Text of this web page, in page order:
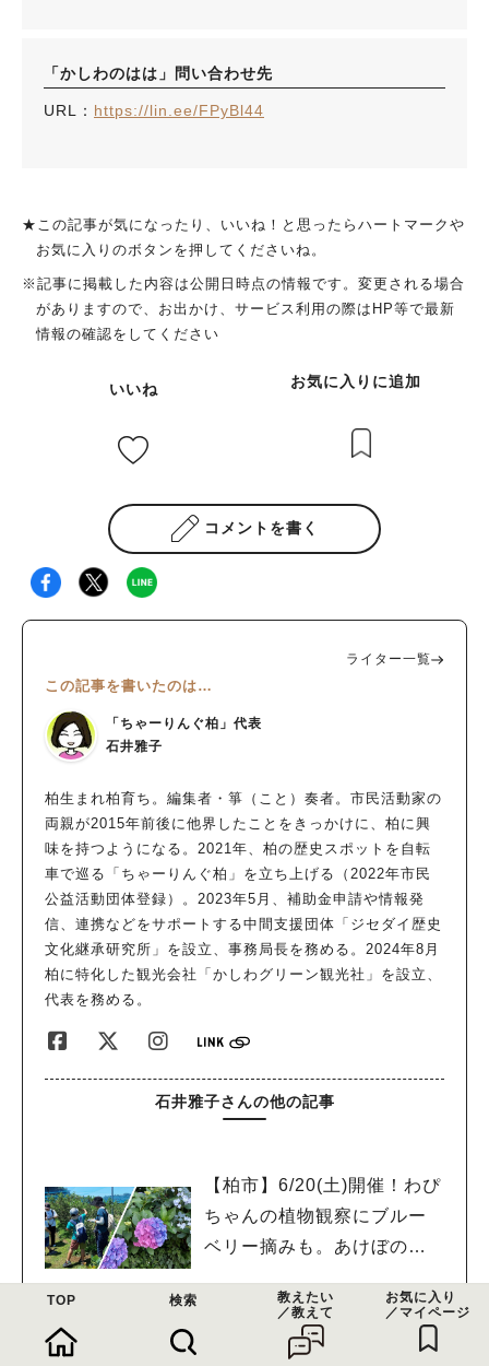
「かしわのはは」問い合わせ先
URL： https://lin.ee/FPyBl44
★この記事が気になったり、いいね！と思ったらハートマークや
お気に入りのボタンを押してくださいね。
※記事に掲載した内容は公開日時点の情報です。変更される場合
がありますので、お出かけ、サービス利用の際はHP等で最新
情報の確認をしてください
いいね お気に入りに追加
コメントを書く
ライター一覧
この記事を書いたのは…
「ちゃーりんぐ柏」代表
石井雅子
柏生まれ柏育ち。編集者・箏（こと）奏者。市民活動家の
両親が2015年前後に他界したことをきっかけに、柏に興
味を持つようになる。2021年、柏の歴史スポットを自転
車で巡る「ちゃーりんぐ柏」を立ち上げる（2022年市民
公益活動団体登録）。2023年5月、補助金申請や情報発
信、連携などをサポートする中間支援団体「ジセダイ歴史
文化継承研究所」を設立、事務局長を務める。2024年8月
柏に特化した観光会社「かしわグリーン観光社」を設立、
代表を務める。
石井雅子さんの他の記事
【柏市】6/20(土)開催！わぴ
ちゃんの植物観察にブルー
ベリー摘みも。あけぼの山
【柏市】自分の“推し”を伝え
TOP 検索
教えたい
／教えて
お気に入り
／マイページ